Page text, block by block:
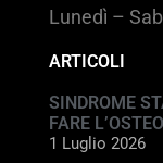
Lunedì –
ARTICOLI
SINDROME
FARE
1 Luglio 2026